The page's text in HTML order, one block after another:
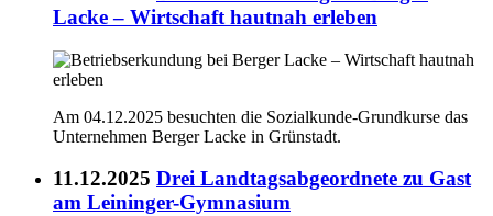
Lacke – Wirtschaft hautnah erleben
Am 04.12.2025 besuchten die Sozialkunde-Grundkurse das
Unternehmen Berger Lacke in Grünstadt.
11.12.2025 Drei Landtagsabgeordnete zu Gast
am Leininger-Gymnasium